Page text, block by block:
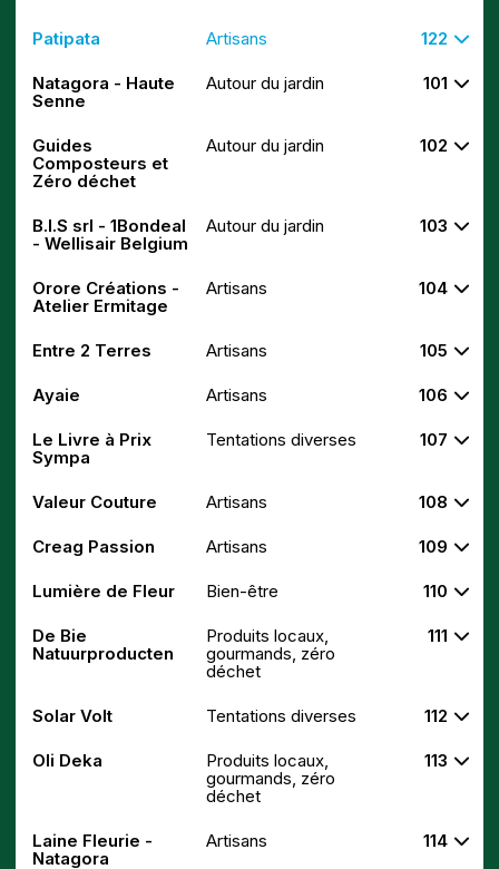
Patipata Artisans 122
Natagora - Haute
Senne
Autour du jardin 101
Guides
Composteurs et
Zéro déchet
Autour du jardin 102
B.I.S srl - 1Bondeal
- Wellisair Belgium
Autour du jardin 103
Orore Créations -
Atelier Ermitage
Artisans 104
Entre 2 Terres Artisans 105
Ayaie Artisans 106
Le Livre à Prix
Sympa
Tentations diverses 107
Valeur Couture Artisans 108
Creag Passion Artisans 109
Lumière de Fleur Bien-être 110
De Bie
Natuurproducten
Produits locaux,
gourmands, zéro
déchet
111
Solar Volt Tentations diverses 112
Oli Deka
Produits locaux,
gourmands, zéro
déchet
113
Laine Fleurie -
Natagora
Artisans 114